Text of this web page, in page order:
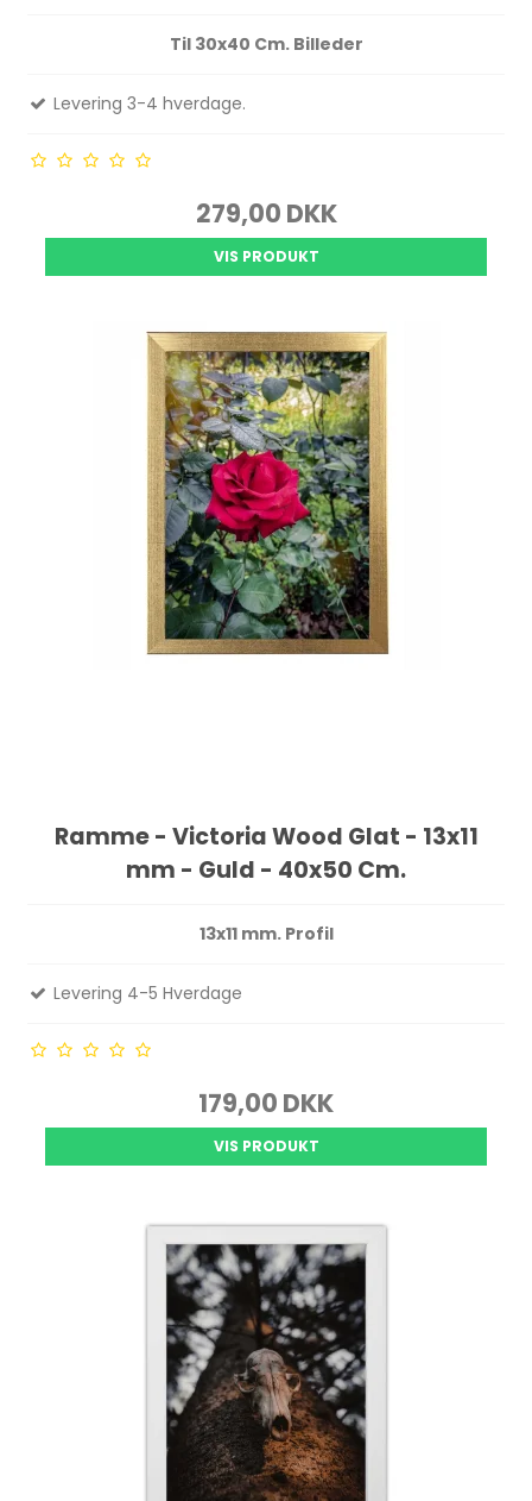
Til 30x40 Cm. Billeder
Levering 3-4 hverdage.
279,00 DKK
VIS PRODUKT
Ramme - Victoria Wood Glat - 13x11
mm - Guld - 40x50 Cm.
13x11 mm. Profil
Levering 4-5 Hverdage
179,00 DKK
VIS PRODUKT